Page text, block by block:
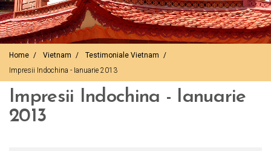
Home Vietnam
Testimoniale Vietnam
Impresii Indochina - Ianuarie 2013
Impresii Indochina - Ianuarie
2013